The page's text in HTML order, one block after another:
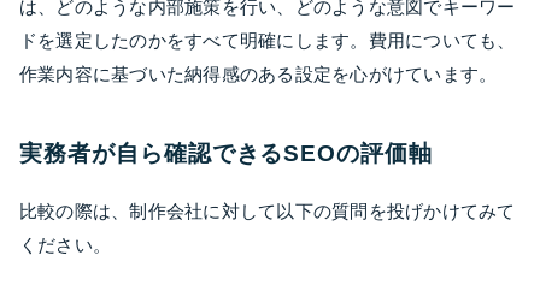
は、どのような内部施策を行い、どのような意図でキーワー
ドを選定したのかをすべて明確にします。費用についても、
作業内容に基づいた納得感のある設定を心がけています。
実務者が自ら確認できるSEOの評価軸
比較の際は、制作会社に対して以下の質問を投げかけてみて
ください。